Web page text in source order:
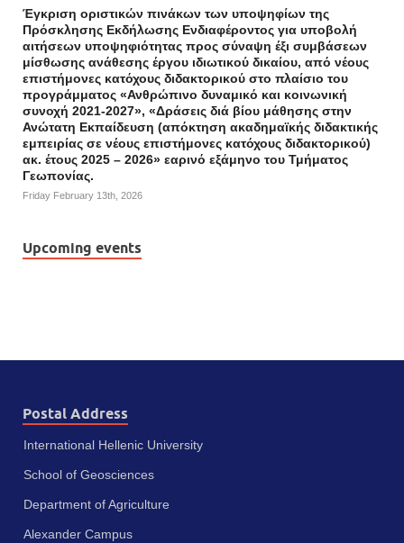
Έγκριση οριστικών πινάκων των υποψηφίων της
Πρόσκλησης Εκδήλωσης Ενδιαφέροντος για υποβολή
αιτήσεων υποψηφιότητας προς σύναψη έξι συμβάσεων
μίσθωσης ανάθεσης έργου ιδιωτικού δικαίου, από νέους
επιστήμονες κατόχους διδακτορικού στο πλαίσιο του
προγράμματος «Ανθρώπινο δυναμικό και κοινωνική
συνοχή 2021-2027», «Δράσεις διά βίου μάθησης στην
Ανώτατη Εκπαίδευση (απόκτηση ακαδημαϊκής διδακτικής
εμπειρίας σε νέους επιστήμονες κατόχους διδακτορικού)
ακ. έτους 2025 – 2026» εαρινό εξάμηνο του Τμήματος
Γεωπονίας.
Friday February 13th, 2026
Upcoming events
Postal Address
International Hellenic University
School of Geosciences
Department of Agriculture
Alexander Campus